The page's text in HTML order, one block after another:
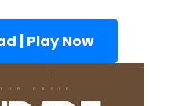
| Play Now